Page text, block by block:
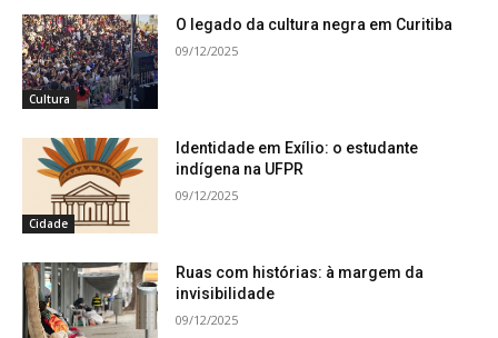
Cultura
O legado da cultura negra em Curitiba
09/12/2025
Cidade
Identidade em Exílio: o estudante
indígena na UFPR
09/12/2025
Ruas com histórias: à margem da
invisibilidade
09/12/2025